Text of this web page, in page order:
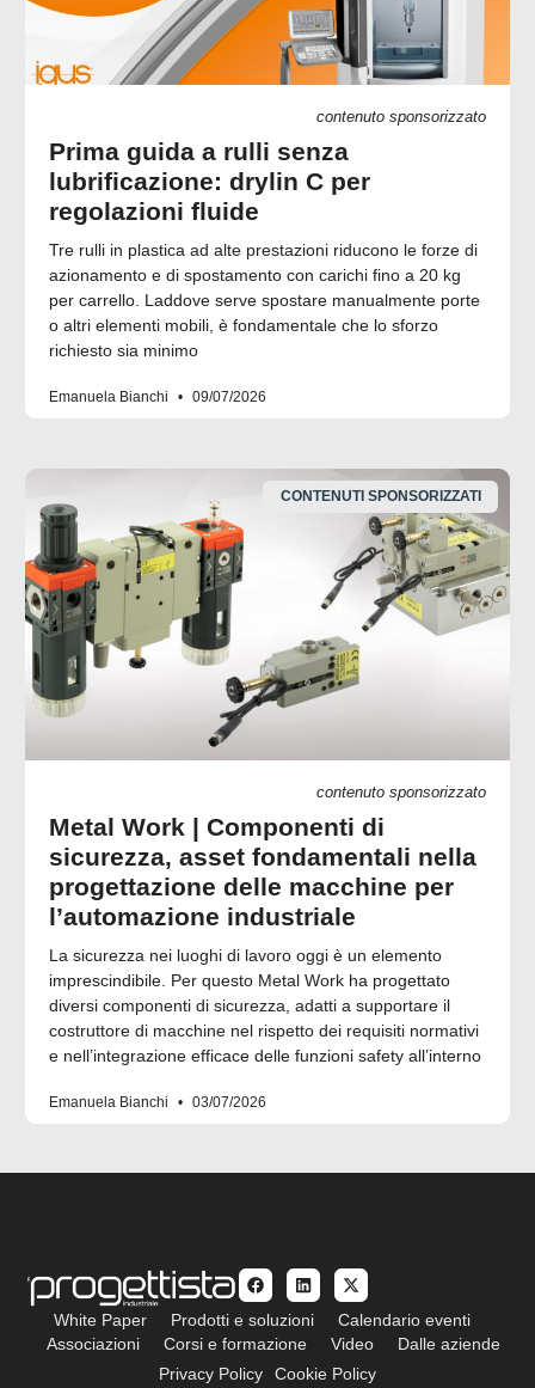
contenuto sponsorizzato
Prima guida a rulli senza
lubrificazione: drylin C per
regolazioni fluide
Tre rulli in plastica ad alte prestazioni riducono le forze di
azionamento e di spostamento con carichi fino a 20 kg
per carrello. Laddove serve spostare manualmente porte
o altri elementi mobili, è fondamentale che lo sforzo
richiesto sia minimo
Emanuela Bianchi 09/07/2026
CONTENUTI SPONSORIZZATI
contenuto sponsorizzato
Metal Work | Componenti di
sicurezza, asset fondamentali nella
progettazione delle macchine per
l’automazione industriale
La sicurezza nei luoghi di lavoro oggi è un elemento
imprescindibile. Per questo Metal Work ha progettato
diversi componenti di sicurezza, adatti a supportare il
costruttore di macchine nel rispetto dei requisiti normativi
e nell’integrazione efficace delle funzioni safety all’interno
Emanuela Bianchi 03/07/2026
White Paper Prodotti e soluzioni
Calendario eventi
Associazioni
Corsi e formazione Video
Dalle aziende
Privacy Policy
Cookie Policy